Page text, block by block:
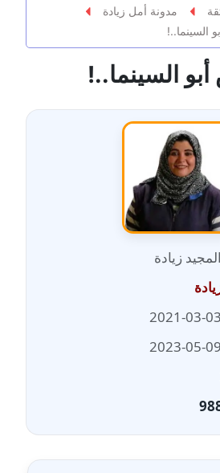
ابراهيم
أبو الدهب
البحيري
الجمال
الحسيني
زكريا
زيدان
سيد
مدونة أمل زيادة
السينما..!
السينما..!
زيادة